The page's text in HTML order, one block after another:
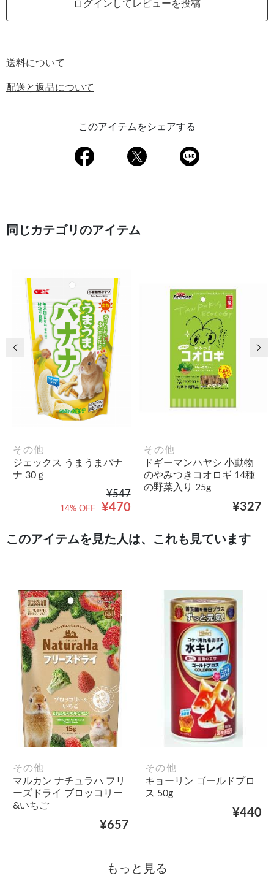
ログインしてレビューを投稿
送料について
配送と返品について
このアイテムをシェアする
同じカテゴリのアイテム
その他
ジェックス うまうまバナ
ナ 30ｇ
¥547
¥470
14% OFF
その他
ドギーマンハヤシ 小動物
のやみつきコオロギ 14種
の野菜入り 25g
¥327
前の画像 次
このアイテムを見た人は、これも見ています
その他
マルカン ナチュラハ フリ
ーズドライ ブロッコリー
&いちご
¥657
その他
キョーリン ゴールドプロ
ス 50g
¥440
もっと見る